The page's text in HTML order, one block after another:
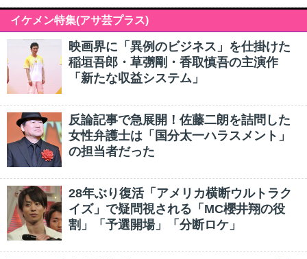
イケメン特集(アサ芸プラス)
映画界に「異例のビジネス」を仕掛けた
稲垣吾郎・草彅剛・香取慎吾の主演作
「新たな収益システム」
反論記事で急展開！佐藤二朗を詰問した
女性弁護士は「国分太一ハラスメント」
の担当者だった
28年ぶり復活「アメリカ横断ウルトラク
イズ」で疑問視される「MC櫻井翔の役
割」「予選開場」「分断ロケ」